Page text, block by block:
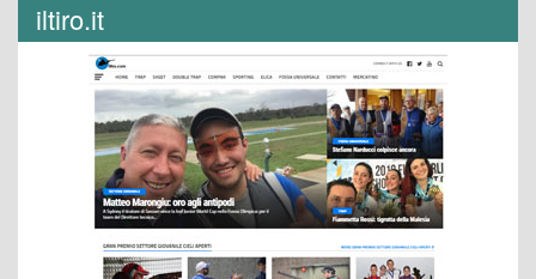
iltiro.it